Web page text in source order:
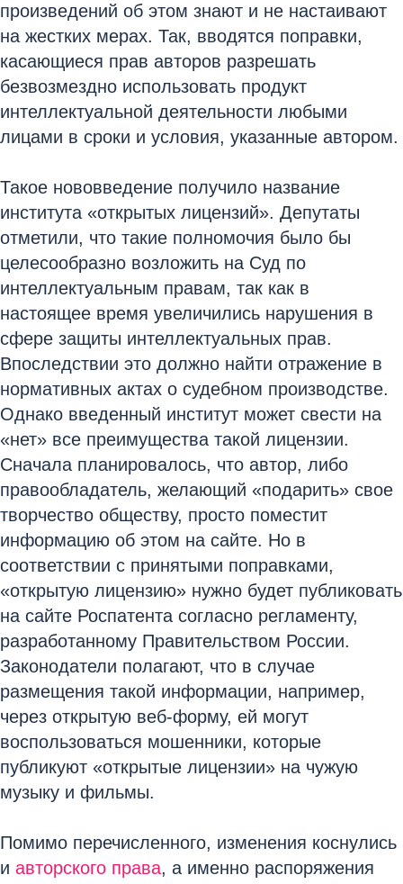
произведений об этом знают и не настаивают
на жестких мерах. Так, вводятся поправки,
касающиеся прав авторов разрешать
безвозмездно использовать продукт
интеллектуальной деятельности любыми
лицами в сроки и условия, указанные автором.
Такое нововведение получило название
института «открытых лицензий». Депутаты
отметили, что такие полномочия было бы
целесообразно возложить на Суд по
интеллектуальным правам, так как в
настоящее время увеличились нарушения в
сфере защиты интеллектуальных прав.
Впоследствии это должно найти отражение в
нормативных актах о судебном производстве.
Однако введенный институт может свести на
«нет» все преимущества такой лицензии.
Сначала планировалось, что автор, либо
правообладатель, желающий «подарить» свое
творчество обществу, просто поместит
информацию об этом на сайте. Но в
соответствии с принятыми поправками,
«открытую лицензию» нужно будет публиковать
на сайте Роспатента согласно регламенту,
разработанному Правительством России.
Законодатели полагают, что в случае
размещения такой информации, например,
через открытую веб-форму, ей могут
воспользоваться мошенники, которые
публикуют «открытые лицензии» на чужую
музыку и фильмы.
Помимо перечисленного, изменения коснулись
и авторского права, а именно распоряжения